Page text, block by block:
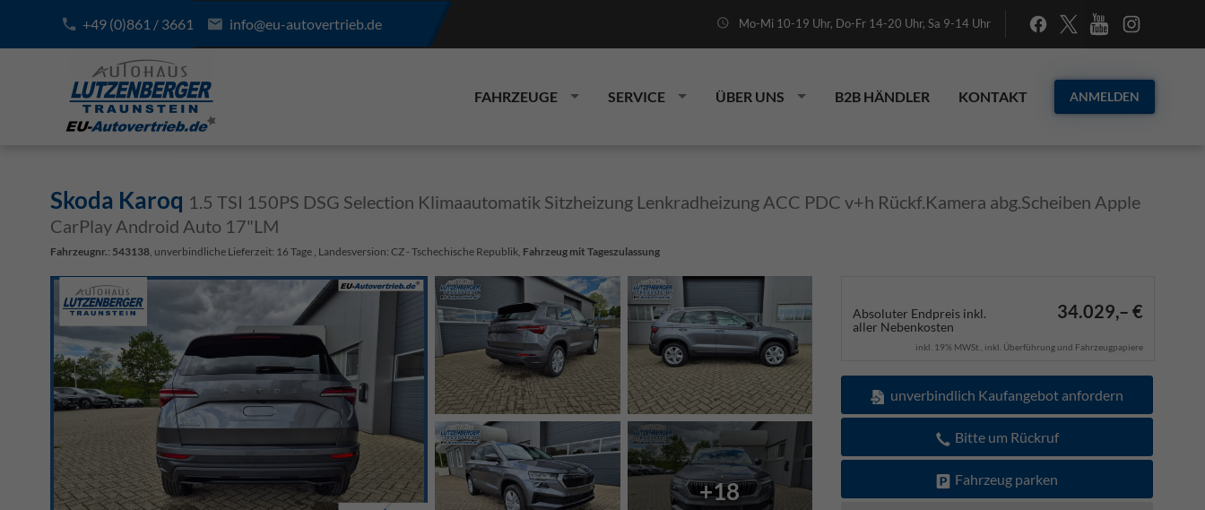
+49 (0)861 / 3661 info@eu-autovertrieb.de Mo-Mi 10-19 Uhr, Do-Fr 14-20 Uhr, Sa 9-14 Uhr
FAHRZEUGE SERVICE ÜBER UNS B2B HÄNDLER KONTAKT ANMELDEN
Skoda Karoq 1.5 TSI 150PS DSG Selection Klimaautomatik Sitzheizung Lenkradheizung ACC PDC v+h Rückf.Kamera abg.Scheiben Apple
CarPlay Android Auto 17"LM
Fahrzeugnr.: 543138 , unverbindliche Lieferzeit: 16 Tage , Landesversion: CZ - Tschechische Republik, Fahrzeug mit Tageszulassung
Absoluter Endpreis inkl.
aller Nebenkosten
34.029,– €
inkl. 19% MWSt., inkl. Überführung und Fahrzeugpapiere
unverbindlich Kaufangebot anfordern
Bitte um Rückruf
Fahrzeug parken
+18